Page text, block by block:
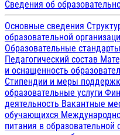
Сведения об
Основные сведения
образовательной
Образовательные
Педагогический состав
и оснащенность
Стипендии и меры
образовательные услуги
деятельность Вакантные
обучающихся
питания в образовательной